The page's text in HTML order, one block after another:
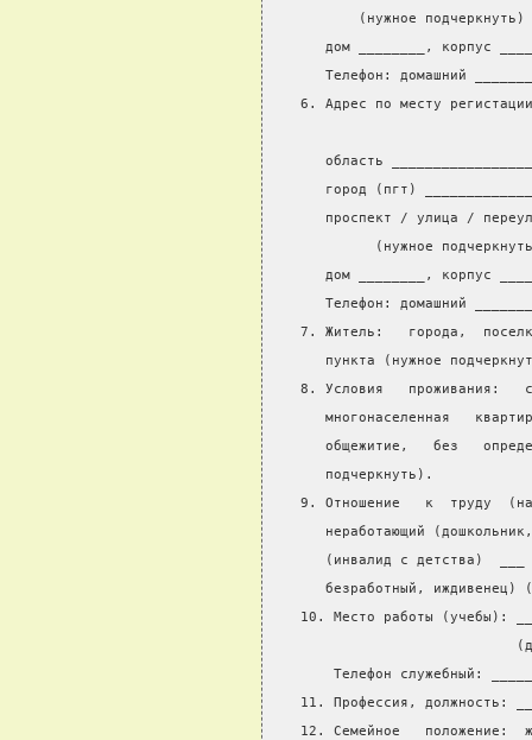
       (нужное подчеркнуть)
дом ________, корпус
Телефон: домашний
6. Адрес по месту
область
город (пгт)
проспект / улица /
(нужное
дом ________, корпус
Телефон: домашний
7. Житель:   города,
пункта (нужное
8. Условия   проживания:
многонаселенная
общежитие,   без
   подчеркнуть).
9. Отношение   к  труду  (на
неработающий
(инвалид с детства)
безработный, иждивенец)
10. Место работы (учебы):
Телефон служебный:
11. Профессия, должность:
12. Семейное   положение: